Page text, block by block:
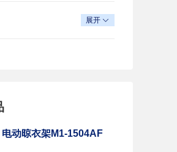
展开 
电动晾衣架M1-1504AF